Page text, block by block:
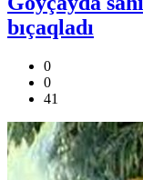
bıçaqladı
0
0
41